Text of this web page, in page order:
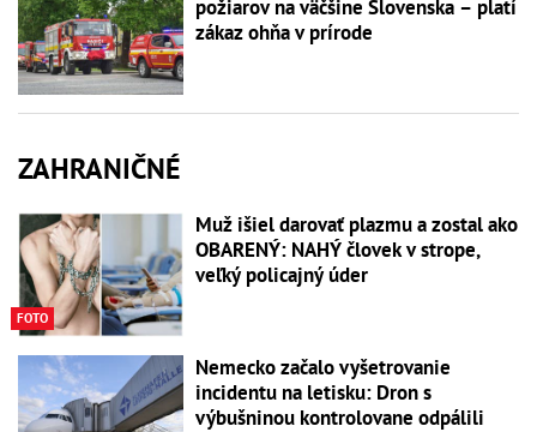
požiarov na väčšine Slovenska – platí
zákaz ohňa v prírode
ZAHRANIČNÉ
FOTO
Muž išiel darovať plazmu a zostal ako
OBARENÝ: NAHÝ človek v strope,
veľký policajný úder
Nemecko začalo vyšetrovanie
incidentu na letisku: Dron s
výbušninou kontrolovane odpálili